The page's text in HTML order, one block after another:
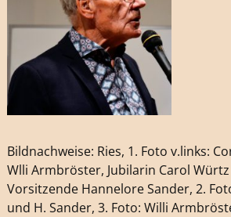
Bildnachweise: Ries, 1. Foto v.links:
Wlli Armbröster, Jubilarin Carol
Vorsitzende Hannelore Sander, 2.
und H. Sander, 3. Foto: Willi